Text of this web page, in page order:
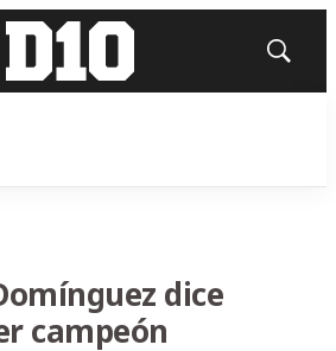
Mostrar
dice
campeón